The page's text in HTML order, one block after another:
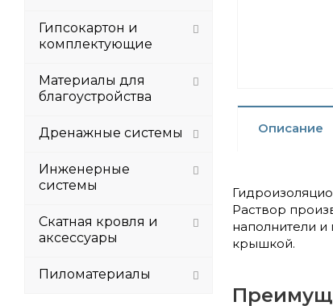
Описание
Раствор
наполнители
крышкой.
Гипсокартон и
комплектующие
Материалы для
благоустройства
Дренажные системы
Инженерные
системы
Скатная кровля и
аксессуары
Пиломатериалы